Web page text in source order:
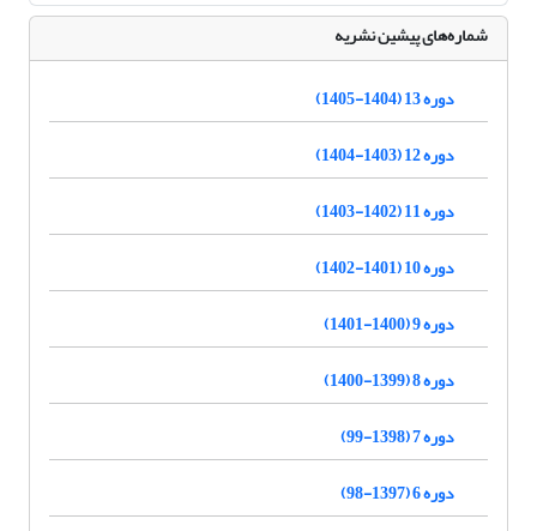
شماره‌های پیشین نشریه
دوره 13 (1404-1405)
دوره 12 (1403-1404)
دوره 11 (1402-1403)
دوره 10 (1401-1402)
دوره 9 (1400-1401)
دوره 8 (1399-1400)
دوره 7 (1398-99)
دوره 6 (1397-98)